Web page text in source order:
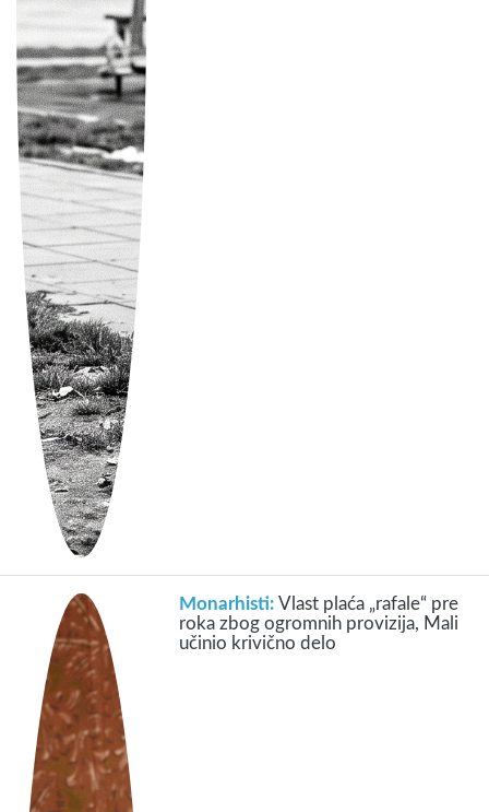
Monarhisti:Vlast plaća „rafale“ pre
roka zbog ogromnih provizija, Mali
učinio krivično delo